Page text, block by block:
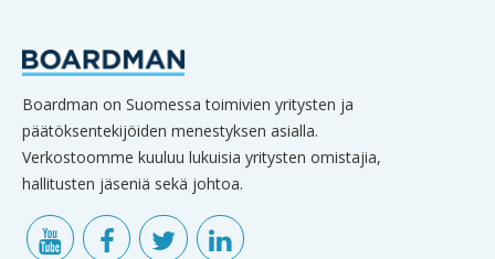
Boardman on Suomessa toimivien yritysten ja
päätöksentekijöiden menestyksen asialla.
Verkostoomme kuuluu lukuisia yritysten omistajia,
hallitusten jäseniä sekä johtoa.